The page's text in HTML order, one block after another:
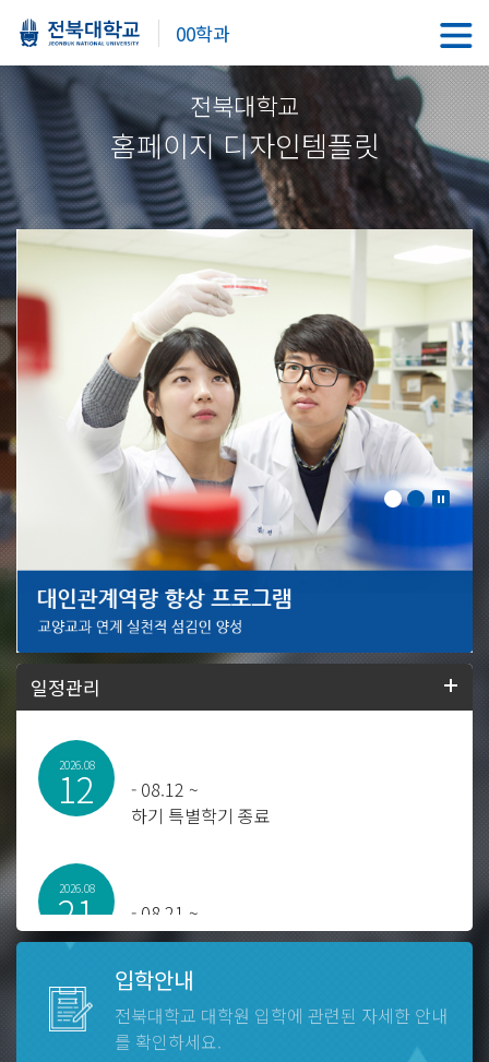
00학과
전북대학교
홈페이지 디자인템플릿
일정관리
2026.08
12 - 08.12 ~
하기 특별학기 종료
2026.08
21 - 08.21 ~
2025학년도 후기 학위수여식
2026.08
27 -08.27 ~
입학안내
전북대학교 대학원 입학에 관련된 자세한 안내
를 확인하세요.